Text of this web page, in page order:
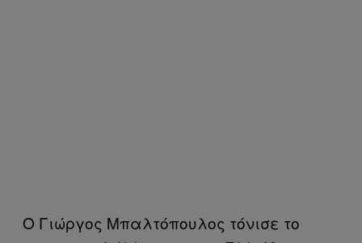
Ο Γιώργος Μπαλτόπουλος τόνισε το